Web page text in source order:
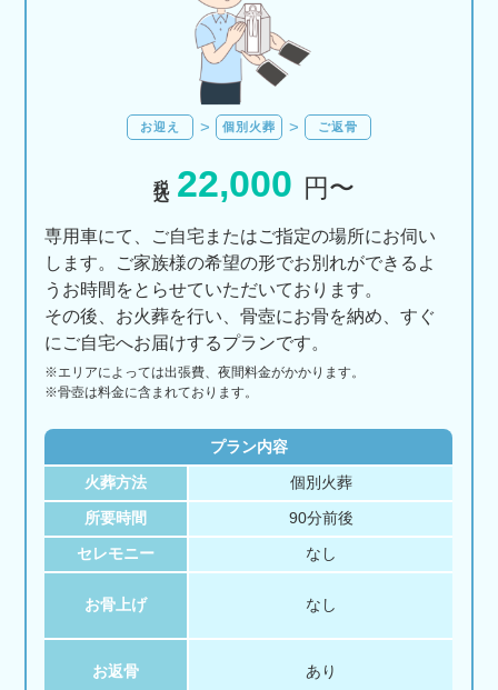
お迎え 個別火葬 ご返骨
22,000 円〜
専用車にて、ご自宅またはご指定の場所にお伺い
します。ご家族様の希望の形でお別れができるよ
うお時間をとらせていただいております。
その後、お火葬を行い、骨壺にお骨を納め、すぐ
にご自宅へお届けするプランです。
※エリアに よっては出張費、夜間料金がかかります。
※骨壺は料金に含まれております。
プラン内容
火葬方法 個別火葬
所要時間 90分前後
セレモニー なし
お骨上げ なし
お返骨 あり